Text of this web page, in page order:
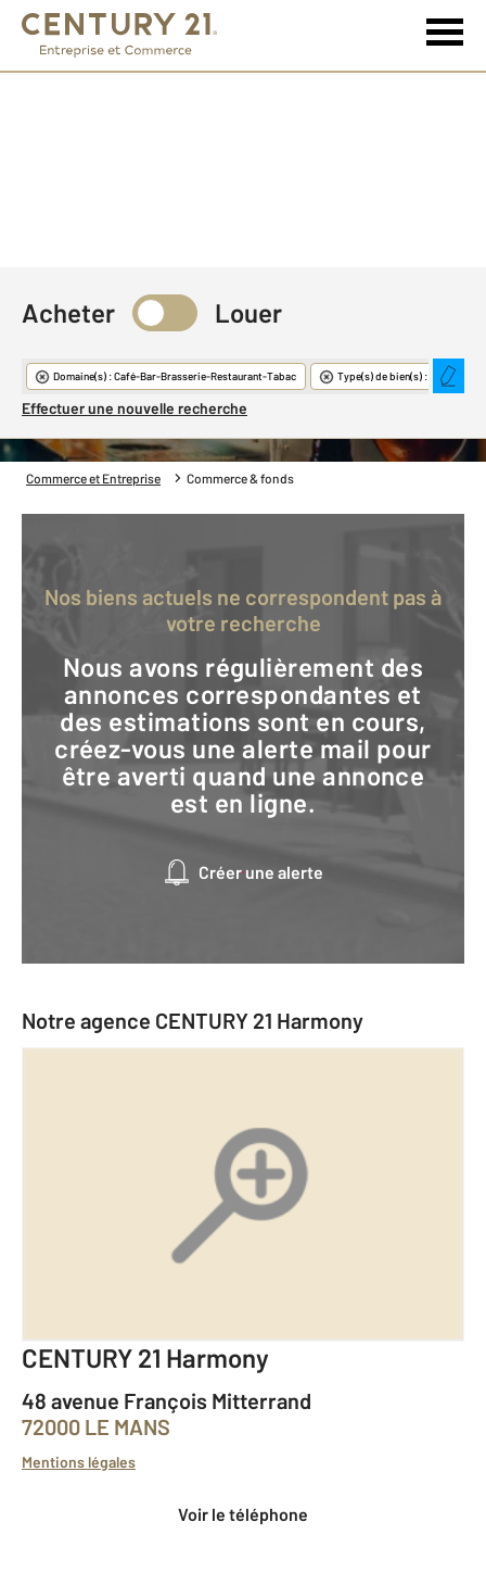
Commerce & Fonds
Acheter Louer
Domaine(s) : Café-Bar-Brasserie-Restaurant-Tabac Type(s) de bien(s) : Brasserie
Effectuer une nouvelle recherche
Commerce et Entreprise Commerce & fonds
Nos biens actuels ne correspondent pas à
votre recherche
Nous avons régulièrement des
annonces correspondantes et
des estimations sont en cours,
créez-vous une alerte mail pour
être averti quand une annonce
est en ligne.
Créer une alerte
Notre agence CENTURY 21 Harmony
CENTURY 21 Harmony
48 avenue François Mitterrand
72000 LE MANS
Mentions légales
Voir le téléphone